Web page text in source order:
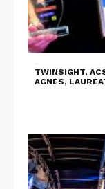
TWINSIGHT,
AGNÈS,